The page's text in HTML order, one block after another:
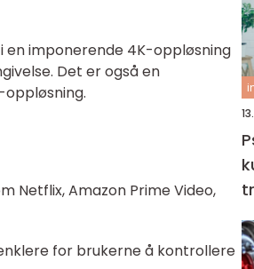
en imponerende 4K-oppløsning
Det er også en
Netflix, Amazon Prime Video,
for brukerne å kontrollere